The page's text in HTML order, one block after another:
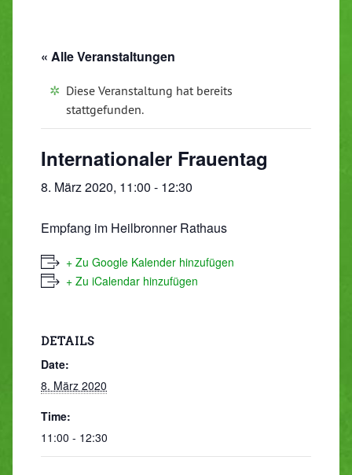
« Alle Veranstaltungen
Diese Veranstaltung hat bereits
stattgefunden.
Internationaler Frauentag
8. März 2020, 11:00 - 12:30
Empfang im Heilbronner Rathaus
+ Zu Google Kalender hinzufügen
+ Zu iCalendar hinzufügen
DETAILS
Date:
8. März 2020
Time:
11:00 - 12:30